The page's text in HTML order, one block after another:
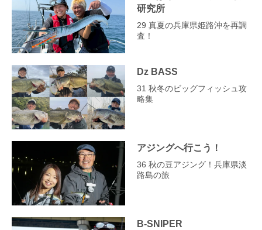
研究所
29 真夏の兵庫県姫路沖を再調
査！
Dz BASS
31 秋冬のビッグフィッシュ攻
略集
アジングへ行こう！
36 秋の豆アジング！兵庫県淡
路島の旅
B-SNIPER